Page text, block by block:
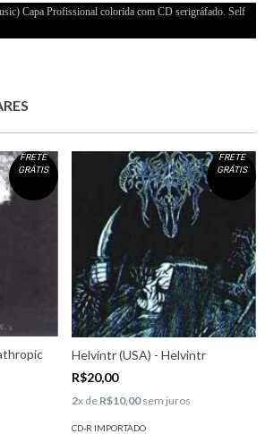
Capa Profissional colorida com CD serigráfado. Self
FRETE
GRÁTIS
FRETE
GRÁTIS
Helvintr (USA) - Helvintr
R$20,00
2x de R$10,00sem juros
CD-R IMPORTADO